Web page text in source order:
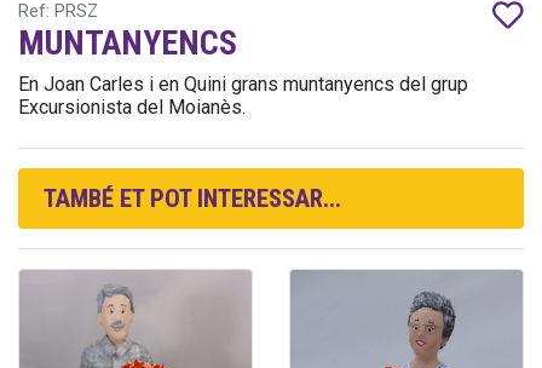
Ref: PRSZ
MUNTANYENCS
En Joan Carles i en Quini grans muntanyencs del grup
Excursionista del Moianès.
TAMBÉ ET POT INTERESSAR...